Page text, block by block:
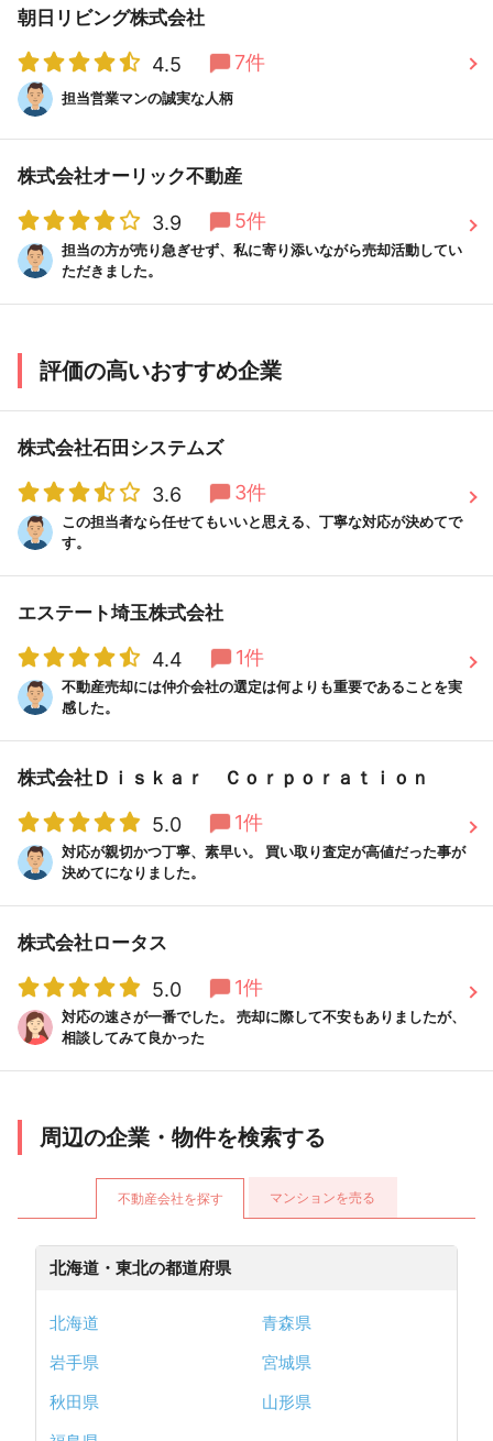
朝日リビング株式会社
4.5 7件
担当営業マンの誠実な人柄
株式会社オーリック不動産
3.9 5件
担当の方が売り急ぎせず、私に寄り添いながら売却活動してい
ただきました。
評価の高いおすすめ企業
株式会社石田システムズ
3.6 3件
この担当者なら任せてもいいと思える、丁寧な対応が決めてで
す。
エステート埼玉株式会社
4.4 1件
不動産売却には仲介会社の選定は何よりも重要であることを実
感した。
株式会社Ｄｉｓｋａｒ Ｃｏｒｐｏｒａｔｉｏｎ
5.0 1件
対応が親切かつ丁寧、素早い。 買い取り査定が高値だった事が
決めてになりました。
株式会社ロータス
5.0 1件
対応の速さが一番でした。 売却に際して不安もありましたが、
相談してみて良かった
周辺の企業・物件を検索する
不動産会社を探す マンションを売る
北海道・東北の都道府県
北海道
青森県
岩手県
宮城県
秋田県
山形県